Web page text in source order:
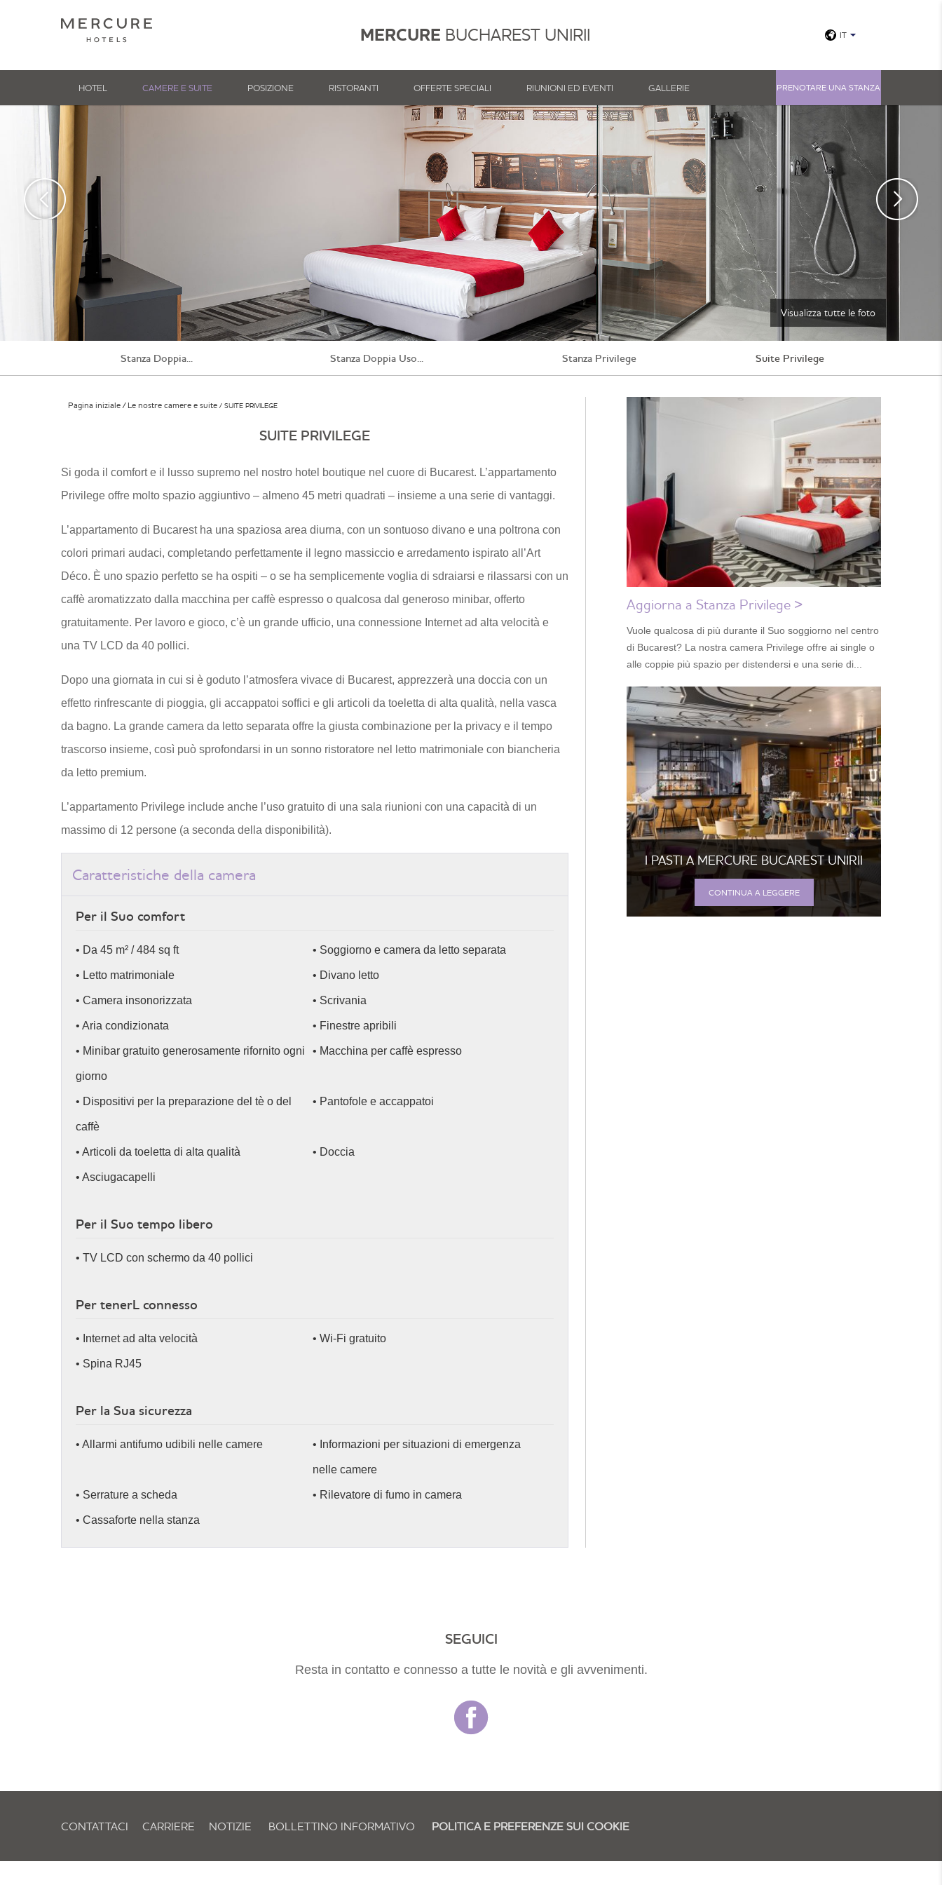
MERCURE BUCHAREST UNIRII IT
HOTEL CAMERE E SUITE POSIZIONE RISTORANTI OFFERTE SPECIALI RIUNIONI ED EVENTI GALLERIE PRENOTARE UNA STANZA
Visualizza tutte le foto
Stanza Doppia... Stanza Doppia Uso... Stanza Privilege Suite Privilege
Pagina iniziale Le nostre camere e suite SUITE PRIVILEGE
SUITE PRIVILEGE
Si goda il comfort e il lusso supremo nel nostro hotel boutique nel cuore di Bucarest. L’appartamento
Privilege offre molto spazio aggiuntivo – almeno 45 metri quadrati – insieme a una serie di vantaggi.
L’appartamento di Bucarest ha una spaziosa area diurna, con un sontuoso divano e una poltrona con
colori primari audaci, completando perfettamente il legno massiccio e arredamento ispirato all’Art
Déco. È uno spazio perfetto se ha ospiti – o se ha semplicemente voglia di sdraiarsi e rilassarsi con un
caffè aromatizzato dalla macchina per caffè espresso o qualcosa dal generoso minibar, offerto
gratuitamente. Per lavoro e gioco, c’è un grande ufficio, una connessione Internet ad alta velocità e
una TV LCD da 40 pollici.
Dopo una giornata in cui si è goduto l’atmosfera vivace di Bucarest, apprezzerà una doccia con un
effetto rinfrescante di pioggia, gli accappatoi soffici e gli articoli da toeletta di alta qualità, nella vasca
da bagno. La grande camera da letto separata offre la giusta combinazione per la privacy e il tempo
trascorso insieme, così può sprofondarsi in un sonno ristoratore nel letto matrimoniale con biancheria
da letto premium.
L’appartamento Privilege include anche l’uso gratuito di una sala riunioni con una capacità di un
massimo di 12 persone (a seconda della disponibilità).
Caratteristiche della camera
Per il Suo comfort
• Da 45 m² / 484 sq ft • Soggiorno e camera da letto separata
• Letto matrimoniale • Divano letto
• Camera insonorizzata • Scrivania
• Aria condizionata • Finestre apribili
• Minibar gratuito generosamente rifornito ogni
giorno
• Macchina per caffè espresso
• Dispositivi per la preparazione del tè o del
caffè
• Pantofole e accappatoi
• Articoli da toeletta di alta qualità • Doccia
• Asciugacapelli
Per il Suo tempo libero
• TV LCD con schermo da 40 pollici
Per tenerL connesso
• Internet ad alta velocità • Wi-Fi gratuito
• Spina RJ45
Per la Sua sicurezza
• Allarmi antifumo udibili nelle camere • Informazioni per situazioni di emergenza
nelle camere
• Serrature a scheda • Rilevatore di fumo in camera
• Cassaforte nella stanza
Aggiorna a Stanza Privilege >
Vuole qualcosa di più durante il Suo soggiorno nel centro
di Bucarest? La nostra camera Privilege offre ai single o
alle coppie più spazio per distendersi e una serie di...
I PASTI A MERCURE BUCAREST UNIRII
CONTINUA A LEGGERE
SEGUICI
Resta in contatto e connesso a tutte le novità e gli avvenimenti.
CONTATTACI CARRIERE NOTIZIE BOLLETTINO INFORMATIVO POLITICA E PREFERENZE SUI COOKIE